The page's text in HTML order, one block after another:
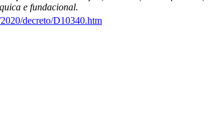
e fundacional.
decreto/D10340.htm